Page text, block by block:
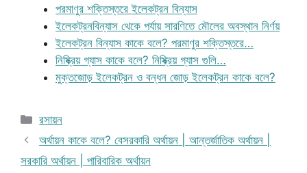
পরমাণুর শক্তিস্তরে ইলেকট্রন বিন্যাস
ইলেকট্রনবিন্যাস থেকে পর্যায় সারণিতে মৌলের অবস্থান নির্ণয়
ইলেকট্রন বিন্যাস কাকে বলে? পরমাণুর শক্তিস্তরে…
নিষ্ক্রিয় গ্যাস কাকে বলে? নিষ্ক্রিয় গ্যাস গুলি…
মুক্তজোড় ইলেকট্রন ও বন্ধন জোড় ইলেকট্রন কাকে বলে?
Categories
রসায়ন
অর্থায়ন কাকে বলে? বেসরকারি অর্থায়ন | আন্তর্জাতিক অর্থায়ন |
সরকারি অর্থায়ন | পারিবারিক অর্থায়ন